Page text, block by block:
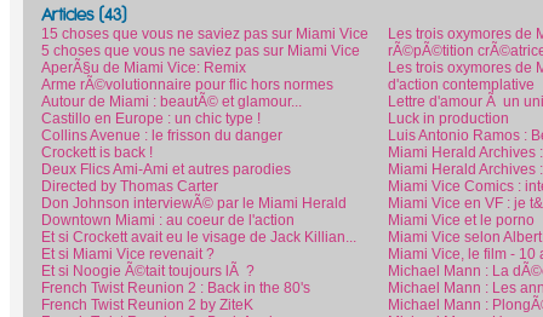
Articles (43)
15 choses que vous ne saviez pas sur Miami Vice
5 choses que vous ne saviez pas sur Miami Vice
AperÃ§u de Miami Vice: Remix
Arme rÃ©volutionnaire pour flic hors normes
Autour de Miami : beautÃ© et glamour...
Castillo en Europe : un chic type !
Collins Avenue : le frisson du danger
Crockett is back !
Deux Flics Ami-Ami et autres parodies
Directed by Thomas Carter
Don Johnson interviewÃ© par le Miami Herald
Downtown Miami : au coeur de l'action
Et si Crockett avait eu le visage de Jack Killian...
Et si Miami Vice revenait ?
Et si Noogie Ã©tait toujours lÃ ?
French Twist Reunion 2 : Back in the 80's
French Twist Reunion 2 by ZiteK
Les trois oxymores de
rÃ©pÃ©tition
Les trois oxymores de
d'action contemplative
Lettre d'amour Ã un
Luck in production
Luis Antonio Ramos :
Miami Herald Archives
Miami Herald Archives
Miami Vice Comics :
Miami Vice en VF : je
Miami Vice et le porno
Miami Vice selon
Miami Vice, le film -
Michael Mann : La
Michael Mann : Les
Michael Mann :